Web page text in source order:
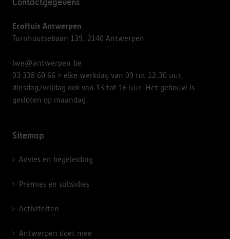
Contactgegevens
EcoHuis Antwerpen
Turnhoutsebaan 139, 2140 Antwerpen
lwe@antwerpen.be
03 338 60 66 > elke werkdag van 09 tot 12.30 uur,
dinsdag/vrijdag ook van 13 tot 16 uur. Het gebouw is
gesloten op maandag.
Sitemap
Advies en begeleiding
Premies en subsidies
Activiteiten
Antwerpen doet mee